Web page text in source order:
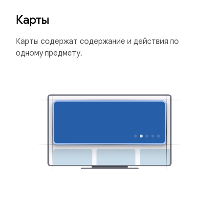
Карты
Карты содержат содержание и действия по
одному предмету.